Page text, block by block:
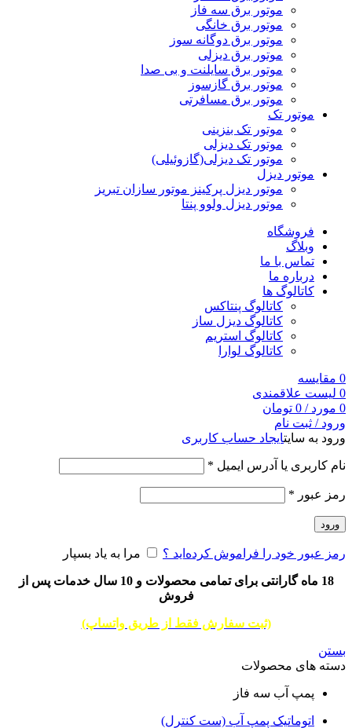
موتور برق سه فاز
موتور برق خانگی
موتور برق دوگانه سوز
موتور برق دیزلی
موتور برق سایلنت و بی صدا
موتور برق گازسوز
موتور برق مسافرتی
موتور تک
موتور تک بنزینی
موتور تک دیزلی
موتور تک دیزلی(گازوئیلی)
موتور دیزل
موتور دیزل پرکینز موتور سازان تبریز
موتور دیزل ولوو پنتا
فروشگاه
وبلاگ
تماس با ما
درباره ما
کاتالوگ ها
کاتالوگ پنتاکس
کاتالوگ دیزل ساز
کاتالوگ استریم
کاتالوگ لوارا
0 مقایسه
0 لیست علاقمندی
0 مورد /
0 تومان
ورود / ثبت نام
ورود به سایتایجاد حساب کاربری
نام کاربری یا آدرس ایمیل *
رمز عبور *
ورود
رمز عبور خود را فراموش کرده‌اید ؟ مرا به یاد بسپار
18 ماه گارانتی برای تمامی محصولات و 10 سال خدمات پس از
فروش
(ثبت سفارش فقط از طریق واتساپ)
بستن
دسته های محصولات
پمپ آب سه فاز
اتوماتیک پمپ آب (ست کنترل)